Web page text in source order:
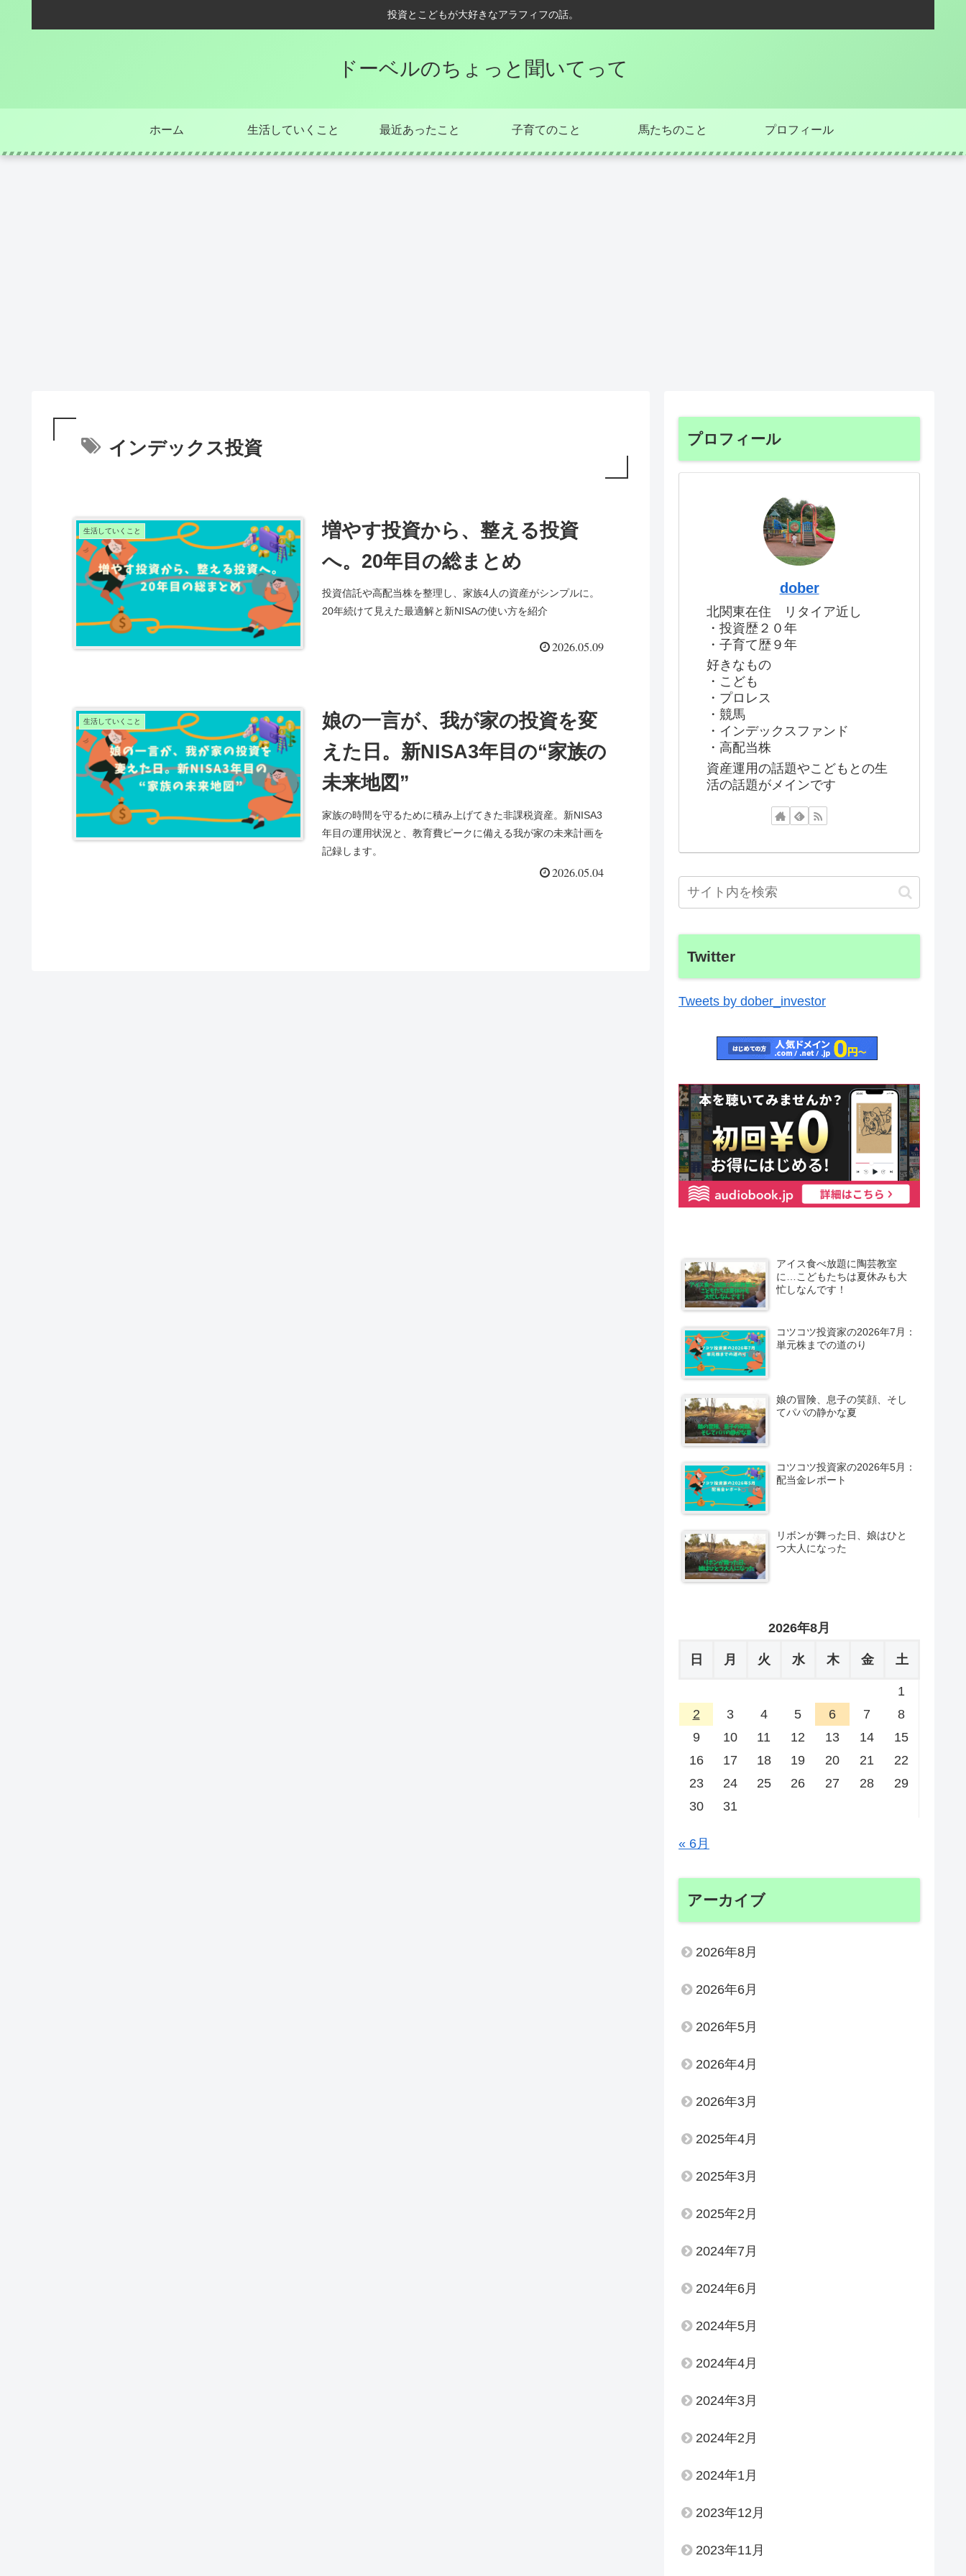
投資とこどもが大好きなアラフィフの話。
ドーベルのちょっと聞いてって
ホーム 生活していくこと 最近あったこと 子育てのこと 馬たちのこと プロフィール
インデックス投資
生活していくこと
増やす投資から、整える投資
へ。20年目の総まとめ
投資信託や高配当株を整理し、家族4人の資産がシンプルに。
20年続けて見えた最適解と新NISAの使い方を紹介
2026.05.09
生活していくこと
娘の一言が、我が家の投資を変
えた日。新NISA3年目の“家族の
未来地図”
家族の時間を守るために積み上げてきた非課税資産。新NISA3
年目の運用状況と、教育費ピークに備える我が家の未来計画を
記録します。
2026.05.04
プロフィール
dober
北関東在住 リタイア近し
・投資歴２０年
・子育て歴９年
好きなもの
・こども
・プロレス
・競馬
・インデックスファンド
・高配当株
資産運用の話題やこどもとの生
活の話題がメインです
Twitter
Tweets by dober_investor
アイス食べ放題に陶芸教室
に…こどもたちは夏休みも大
忙しなんです！
コツコツ投資家の2026年7月：
単元株までの道のり
娘の冒険、息子の笑顔、そし
てパパの静かな夏
コツコツ投資家の2026年5月：
配当金レポート
リボンが舞った日、娘はひと
つ大人になった
2026年8月
日 月 火 水 木 金 土
1
2
3 4 5 6 7
8
9
10 11 12 13 14
15
16
17 18 19 20 21
22
23
24 25 26 27 28
29
30
31
« 6月
アーカイブ
2026年8月
2026年6月
2026年5月
2026年4月
2026年3月
2025年4月
2025年3月
2025年2月
2024年7月
2024年6月
2024年5月
2024年4月
2024年3月
2024年2月
2024年1月
2023年12月
2023年11月